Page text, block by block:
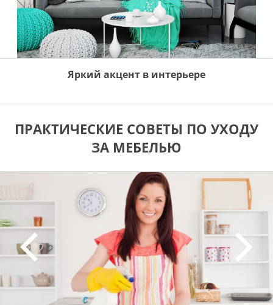
Яркий акцент в интерьере
ПРАКТИЧЕСКИЕ СОВЕТЫ ПО УХОДУ
ЗА МЕБЕЛЬЮ